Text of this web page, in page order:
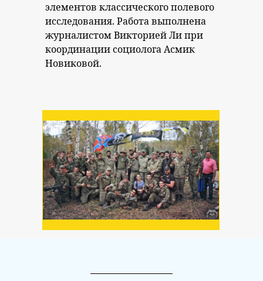
элементов классического полевого
исследования. Работа выполнена
журналистом Викторией Ли при
координации социолога Асмик
Новиковой.